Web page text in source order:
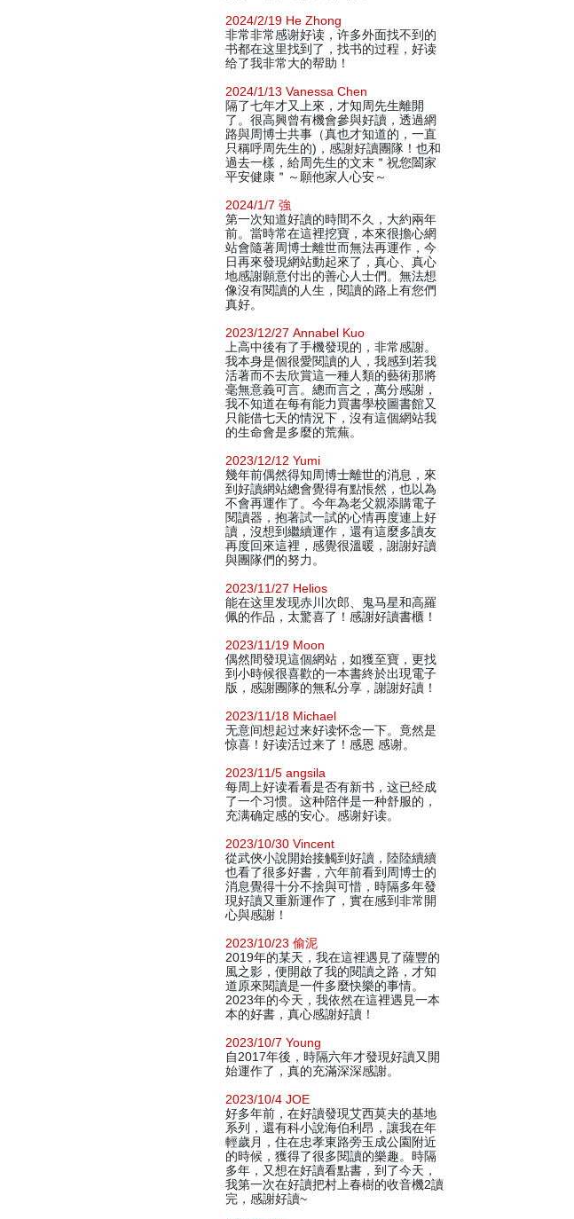
2024/2/19 He Zhong
非常非常感谢好读，许多外面找不到的
书都在这里找到了，找书的过程，好读
给了我非常大的帮助！
2024/1/13 Vanessa Chen
隔了七年才又上來，才知周先生離開
了。很高興曾有機會參與好讀，透過網
路與周博士共事（真也才知道的，一直
只稱呼周先生的)，感謝好讀團隊！也和
過去一樣，給周先生的文末＂祝您闔家
平安健康＂～願他家人心安～
2024/1/7 強
第一次知道好讀的時間不久，大約兩年
前。當時常在這裡挖寶，本來很擔心網
站會隨著周博士離世而無法再運作，今
日再來發現網站動起來了，真心、真心
地感謝願意付出的善心人士們。無法想
像沒有閱讀的人生，閱讀的路上有您們
真好。
2023/12/27 Annabel Kuo
上高中後有了手機發現的，非常感謝。
我本身是個很愛閱讀的人，我感到若我
活著而不去欣賞這一種人類的藝術那將
毫無意義可言。總而言之，萬分感謝，
我不知道在每有能力買書學校圖書館又
只能借七天的情況下，沒有這個網站我
的生命會是多麼的荒蕪。
2023/12/12 Yumi
幾年前偶然得知周博士離世的消息，來
到好讀網站總會覺得有點悵然，也以為
不會再運作了。今年為老父親添購電子
閱讀器，抱著試一試的心情再度連上好
讀，沒想到繼續運作，還有這麼多讀友
再度回來這裡，感覺很溫暖，謝謝好讀
與團隊們的努力。
2023/11/27 Helios
能在这里发现赤川次郎、鬼马星和高羅
佩的作品，太驚喜了！感謝好讀書櫃！
2023/11/19 Moon
偶然間發現這個網站，如獲至寶，更找
到小時候很喜歡的一本書終於出現電子
版，感謝團隊的無私分享，謝謝好讀！
2023/11/18 Michael
无意间想起过来好读怀念一下。竟然是
惊喜！好读活过来了！感恩 感谢。
2023/11/5 angsila
每周上好读看看是否有新书，这已经成
了一个习惯。这种陪伴是一种舒服的，
充满确定感的安心。感谢好读。
2023/10/30 Vincent
從武俠小說開始接觸到好讀，陸陸續續
也看了很多好書，六年前看到周博士的
消息覺得十分不捨與可惜，時隔多年發
現好讀又重新運作了，實在感到非常開
心與感謝！
2023/10/23 偷泥
2019年的某天，我在這裡遇見了薩豐的
風之影，便開啟了我的閱讀之路，才知
道原來閱讀是一件多麼快樂的事情。
2023年的今天，我依然在這裡遇見一本
本的好書，真心感謝好讀！
2023/10/7 Young
自2017年後，時隔六年才發現好讀又開
始運作了，真的充滿深深感謝。
2023/10/4 JOE
好多年前，在好讀發現艾西莫夫的基地
系列，還有科小說海伯利昂，讓我在年
輕歲月，住在忠孝東路旁玉成公園附近
的時候，獲得了很多閱讀的樂趣。時隔
多年，又想在好讀看點書，到了今天，
我第一次在好讀把村上春樹的收音機2讀
完，感謝好讀~